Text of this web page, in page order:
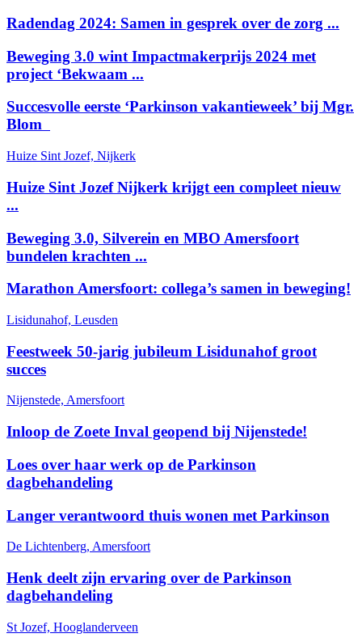
Radendag 2024: Samen in gesprek over de zorg ...
Beweging 3.0 wint Impactmakerprijs 2024 met
project ‘Bekwaam ...
Succesvolle eerste ‘Parkinson vakantieweek’ bij Mgr.
Blom
Huize Sint Jozef, Nijkerk
Huize Sint Jozef Nijkerk krijgt een compleet nieuw
...
Beweging 3.0, Silverein en MBO Amersfoort
bundelen krachten ...
Marathon Amersfoort: collega’s samen in beweging!
Lisidunahof, Leusden
Feestweek 50-jarig jubileum Lisidunahof groot
succes
Nijenstede, Amersfoort
Inloop de Zoete Inval geopend bij Nijenstede!
Loes over haar werk op de Parkinson
dagbehandeling
Langer verantwoord thuis wonen met Parkinson
De Lichtenberg, Amersfoort
Henk deelt zijn ervaring over de Parkinson
dagbehandeling
St Jozef, Hooglanderveen